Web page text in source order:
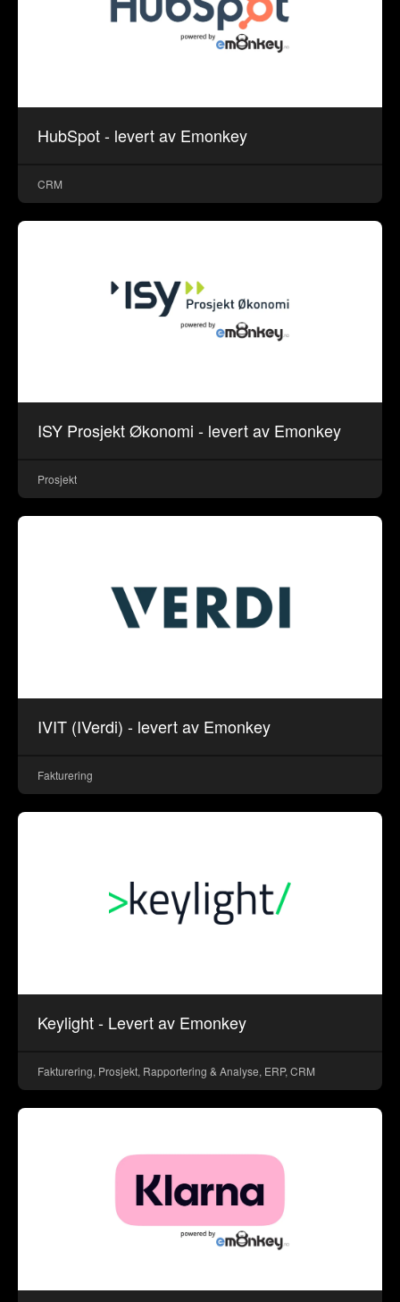
HubSpot - levert av Emonkey
CRM
ISY Prosjekt Økonomi - levert av Emonkey
Prosjekt
IVIT (IVerdi) - levert av Emonkey
Fakturering
Keylight - Levert av Emonkey
Fakturering, Prosjekt, Rapportering & Analyse, ERP, CRM